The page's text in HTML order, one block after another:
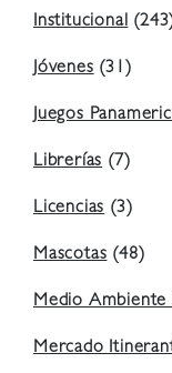
Institucional
Jóvenes(31)
Juegos
Librerías(7)
Licencias(3)
Mascotas(48)
Medio Ambiente
Mercado